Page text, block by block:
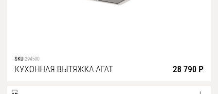
SKU 294500
КУХОННАЯ ВЫТЯЖКА АГАТ 28 790 Р